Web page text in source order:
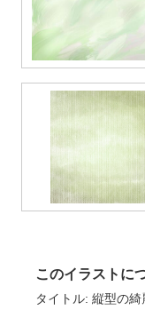
このイラストに
タイトル: 縦型の